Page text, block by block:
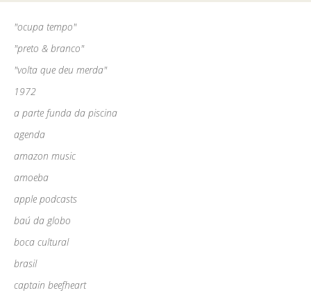
"ocupa tempo"
"preto & branco"
"volta que deu merda"
1972
a parte funda da piscina
agenda
amazon music
amoeba
apple podcasts
baú da globo
boca cultural
brasil
captain beefheart